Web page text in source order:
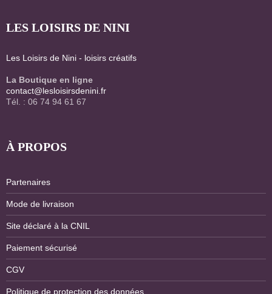
LES LOISIRS DE NINI
Les Loisirs de Nini - loisirs créatifs
La Boutique en ligne
contact@lesloisirsdenini.fr
Tél. : 06 74 94 61 67
À PROPOS
Partenaires
Mode de livraison
Site déclaré à la CNIL
Paiement sécurisé
CGV
Politique de protection des données